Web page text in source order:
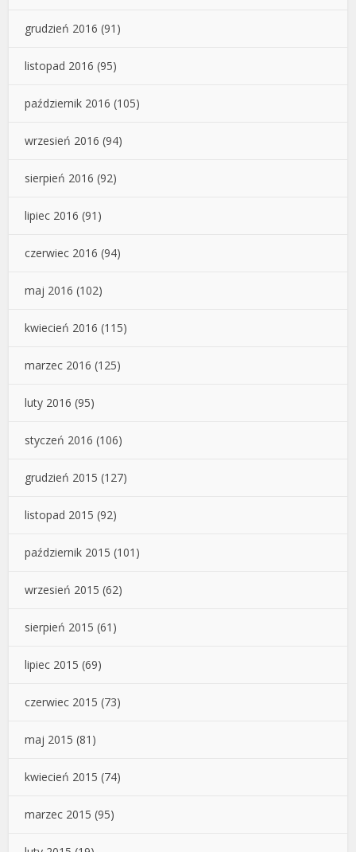
grudzień 2016 (91)
listopad 2016 (95)
październik 2016 (105)
wrzesień 2016 (94)
sierpień 2016 (92)
lipiec 2016 (91)
czerwiec 2016 (94)
maj 2016 (102)
kwiecień 2016 (115)
marzec 2016 (125)
luty 2016 (95)
styczeń 2016 (106)
grudzień 2015 (127)
listopad 2015 (92)
październik 2015 (101)
wrzesień 2015 (62)
sierpień 2015 (61)
lipiec 2015 (69)
czerwiec 2015 (73)
maj 2015 (81)
kwiecień 2015 (74)
marzec 2015 (95)